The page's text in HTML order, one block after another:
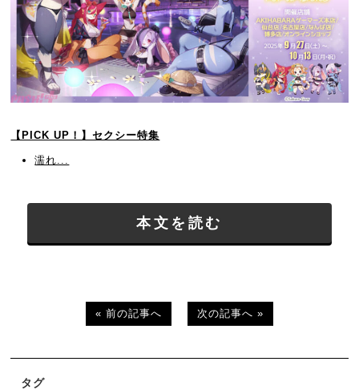
【PICK UP！】セクシー特集
濡れ...
本文を読む
« 前の記事へ 次の記事へ »
タグ